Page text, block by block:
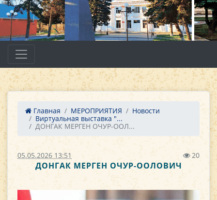
Главная МЕРОПРИЯТИЯ
Новости
Виртуальная выставка "...
ДОНГАК МЕРГЕН ОЧУР-ООЛ...
05.05.2026 13:51 20
ДОНГАК МЕРГЕН ОЧУР-ООЛОВИЧ